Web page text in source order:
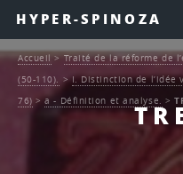
HYPER-SPINOZA
Accueil>Traité de la réforme de
(50-110). >I. Distinction de l’idée
76) >a - Définition et analyse. >